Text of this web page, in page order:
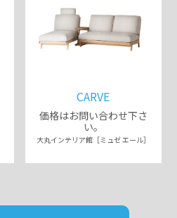
CARVE
価格はお問い合わせ下さ
い。
大丸インテリア館［ミュゼ エール］